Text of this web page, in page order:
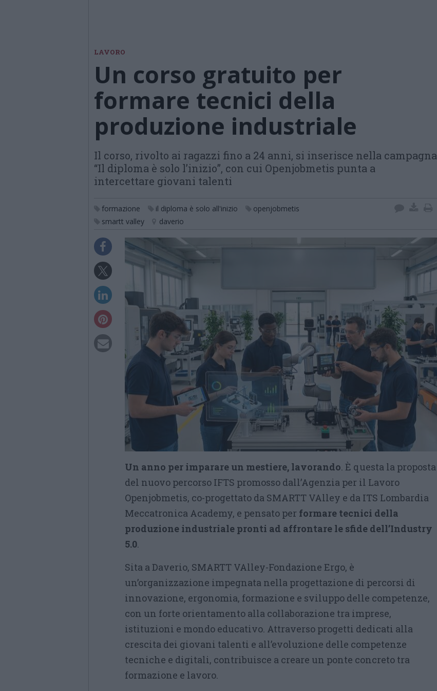
LAVORO
Un corso gratuito per
formare tecnici della
produzione industriale
Il corso, rivolto ai ragazzi fino a 24 anni, si inserisce nella campagna
“Il diploma è solo l’inizio”, con cui Openjobmetis punta a
intercettare giovani talenti
formazione il diploma è solo all'inizio
openjobmetis
smartt valley
daverio
Un anno per imparare un mestiere, lavorando. È questa la proposta
del nuovo percorso IFTS promosso dall’Agenzia per il Lavoro
Openjobmetis, co-progettato da SMARTT VAlley e da ITS Lombardia
Meccatronica Academy, e pensato per formare tecnici della
produzione industriale pronti ad affrontare le sfide dell’Industry
5.0.
Sita a Daverio, SMARTT VAlley-Fondazione Ergo, è
un’organizzazione impegnata nella progettazione di percorsi di
innovazione, ergonomia, formazione e sviluppo delle competenze,
con un forte orientamento alla collaborazione tra imprese,
istituzioni e mondo educativo. Attraverso progetti dedicati alla
crescita dei giovani talenti e all’evoluzione delle competenze
tecniche e digitali, contribuisce a creare un ponte concreto tra
formazione e lavoro.